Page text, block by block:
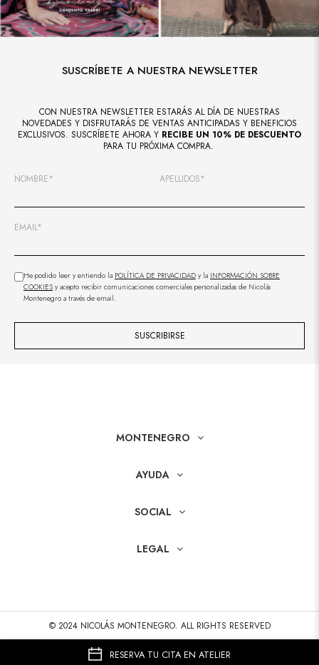
RESERVA TU CITA EN ATELIER
SUSCRÍBETE A NUESTRA NEWSLETTER
CON NUESTRA NEWSLETTER ESTARÁS AL DÍA DE NUESTRAS
NOVEDADES Y DISFRUTARÁS DE VENTAS ANTICIPADAS Y BENEFICIOS
EXCLUSIVOS. SUSCRÍBETE AHORA Y RECIBE UN 10% DE DESCUENTO
PARA TU PRÓXIMA COMPRA.
NOMBRE* APELLIDOS*
EMAIL*
He podido leer y entiendo la POLÍTICA DE PRIVACIDAD y la INFORMACIÓN SOBRE
COOKIES y acepto recibir comunicaciones comerciales personalizadas de Nicolás
Montenegro a través de email.
SUSCRIBIRSE
MONTENEGRO
AYUDA
SOCIAL
LEGAL
© 2024 NICOLÁS MONTENEGRO. ALL RIGHTS RESERVED